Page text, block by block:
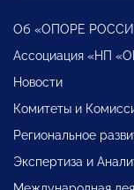
Об «ОПОРЕ
Ассоциация «НП
Новости
Комитеты и
Региональное
Экспертиза и